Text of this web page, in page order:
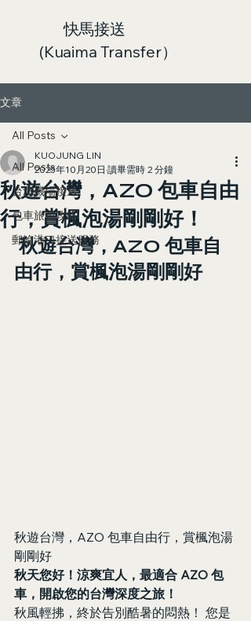
快馬接送
(Kuaima Transfer）
文章
All Posts
台灣機場接送
包車旅遊攻略
郵輪港口接送服務
All Posts
秋遊台灣，AZO 包車自由
行，賞楓泡湯剛剛好！
KUOJUNG LIN
2025年10月20日 讀畢需時 2 分鐘
秋遊台灣，AZO 包車自
由行，賞楓泡湯剛剛好
秋遊台灣，AZO 包車自由行，賞楓泡湯
剛剛好
秋天您好！涼爽宜人，最適合 AZO 包
車，開啟您的台灣深度之旅！
秋風輕拂，終於告別酷暑的悶熱！ 您是